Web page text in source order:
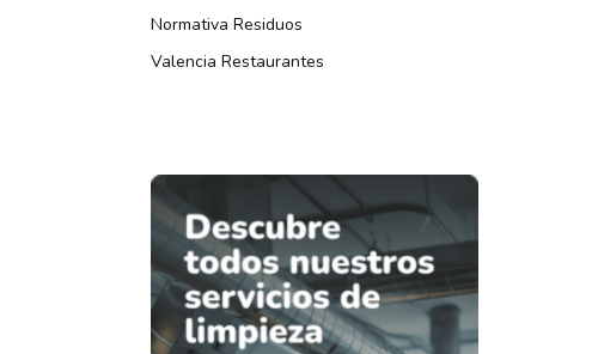
Normativa Residuos
Valencia Restaurantes